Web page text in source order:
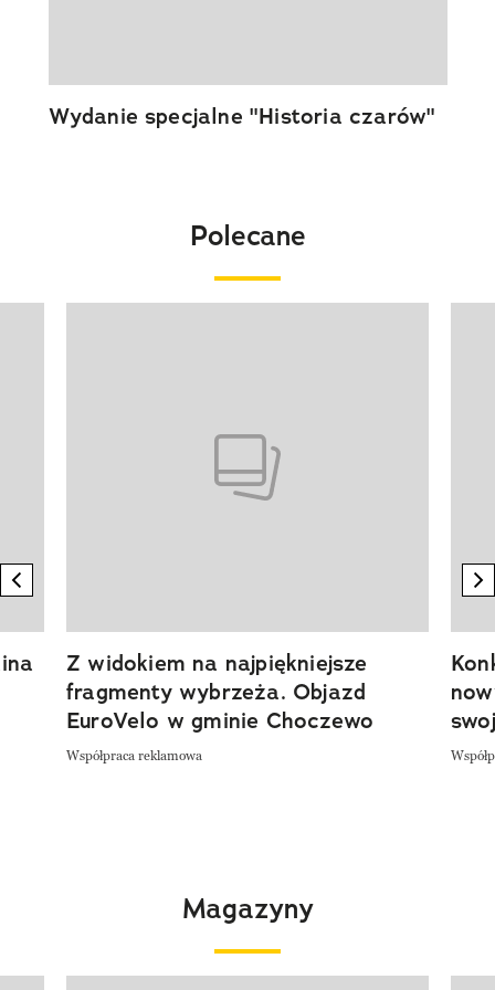
Wydanie specjalne "Historia czarów"
Polecane
previous element
Z widokiem na najpiękniejsze
fragmenty wybrzeża. Objazd
EuroVelo w gminie Choczewo
Współpraca reklamowa
Magazyny